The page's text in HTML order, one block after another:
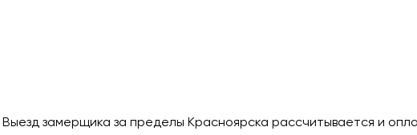
Выезд замерщика за пределы Красноярска рассчитывается и